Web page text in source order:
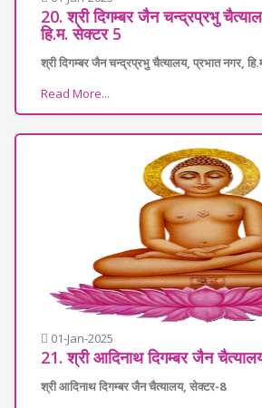
20. श्री दिगम्बर जैन चन्द्रप्रभु
हि.म. सेक्टर 5
श्री दिगम्बर जैन चन्द्रप्रभु चैत्यालय, प्रभात नगर,
Read More...
01-Jan-2025
21. श्री आदिनाथ दिगम्बर जैन
श्री आदिनाथ दिगम्बर जैन चैत्यालय, सेक्टर-8